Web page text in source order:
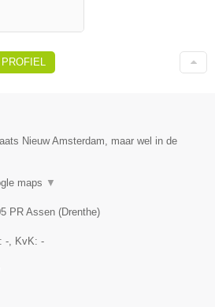
Nieuw Amsterdam, maar wel in de
maps ▼
PR Assen (Drenthe)
-, KvK: -